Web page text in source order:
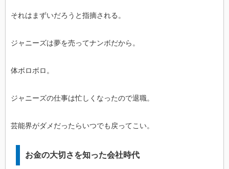
それはまずいだろうと指摘される。
ジャニーズは夢を売ってナンボだから。
体ボロボロ。
ジャニーズの仕事は忙しくなったので退職。
芸能界がダメだったらいつでも戻ってこい。
お金の大切さを知った会社時代